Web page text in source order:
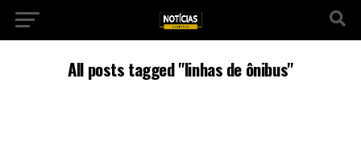
All posts tagged "linhas de ônibus"